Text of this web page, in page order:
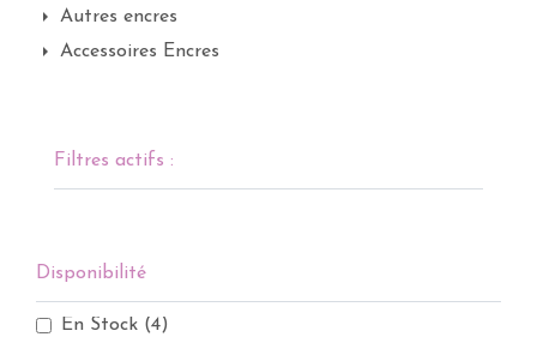
Autres encres
Accessoires Encres
Filtres actifs :
Disponibilité
En Stock (4)